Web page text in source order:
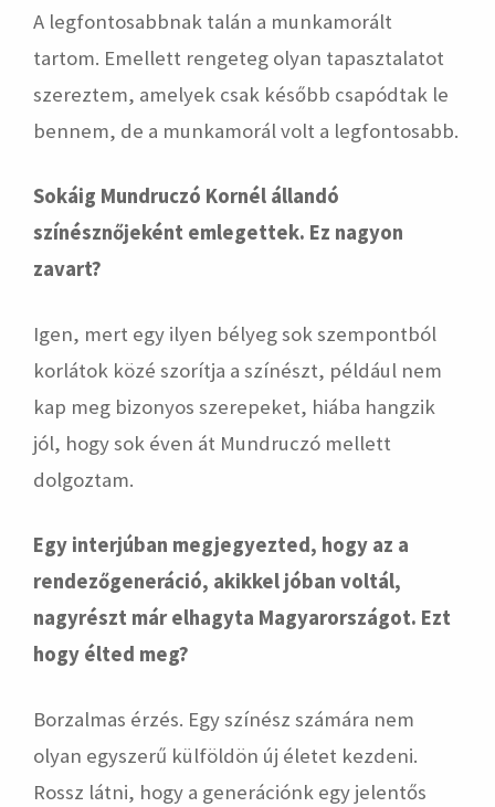
A legfontosabbnak talán a munkamorált
tartom. Emellett rengeteg olyan tapasztalatot
szereztem, amelyek csak később csapódtak le
bennem, de a munkamorál volt a legfontosabb.
Sokáig Mundruczó Kornél állandó
színésznőjeként emlegettek. Ez nagyon
zavart?
Igen, mert egy ilyen bélyeg sok szempontból
korlátok közé szorítja a színészt, például nem
kap meg bizonyos szerepeket, hiába hangzik
jól, hogy sok éven át Mundruczó mellett
dolgoztam.
Egy interjúban megjegyezted, hogy az a
rendezőgeneráció, akikkel jóban voltál,
nagyrészt már elhagyta Magyarországot. Ezt
hogy élted meg?
Borzalmas érzés. Egy színész számára nem
olyan egyszerű külföldön új életet kezdeni.
Rossz látni, hogy a generációnk egy jelentős